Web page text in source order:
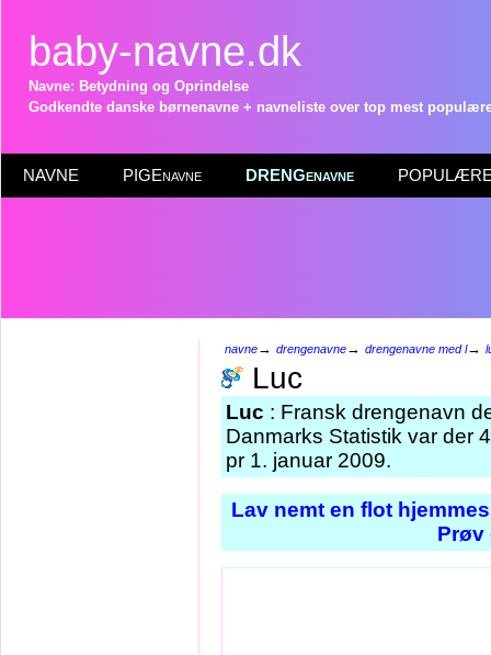
baby-navne.dk
Navne: Betydning og Oprindelse
Godkendte danske børnenavne + navneliste over top mest
NAVNE PIGEnavne DRENGenavne POPULÆRE
navne→ drengenavne→ drengenavne med l→
Luc
Luc : Fransk drengenavn
Danmarks Statistik var der
pr 1. januar 2009.
Lav nemt en flot
Prøv